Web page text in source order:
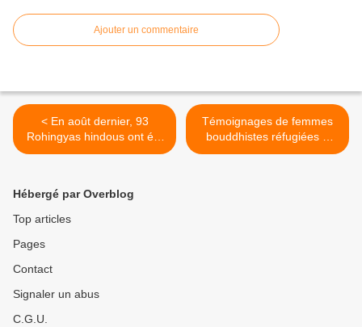
Ajouter un commentaire
< En août dernier, 93
Rohingyas hindous ont été
massacrés par des
Témoignages de femmes
bouddhistes réfugiées à
l'intérieur de l'État Rakhine
Hébergé par Overblog
Top articles
Pages
Contact
Signaler un abus
C.G.U.